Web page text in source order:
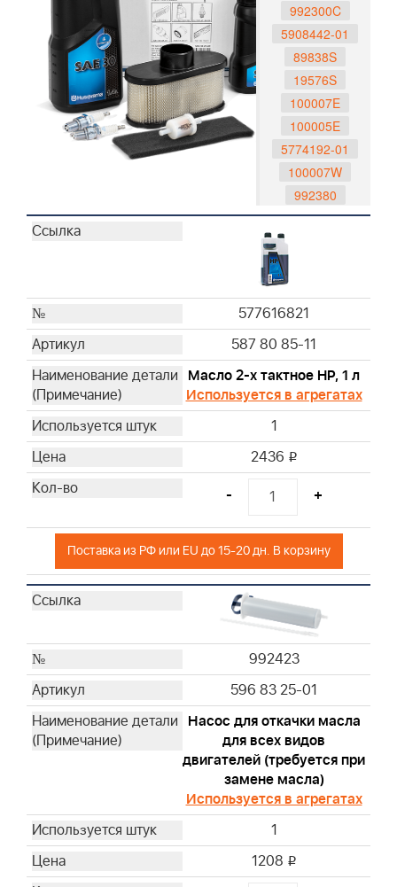
992300C
5908442-01
89838S
19576S
100007E
100005E
5774192-01
100007W
992380
992419
992381
491588S
493537S
795066
796254
793676
593260
595191
799579
496894S
272403S
697029
273356S
797819
595853
997240
19598
19069
19165
19203
577616821
587 80 85-11
Масло 2-х тактное HP, 1 л
Используется в агрегатах
1
2436 i
- +
Поставка из РФ или EU до 15-20 дн. В корзину
992423
596 83 25-01
Насос для откачки масла
для всех видов
двигателей (требуется при
замене масла)
Используется в агрегатах
1
1208 i